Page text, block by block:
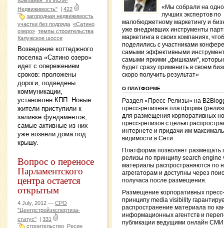
Недвижимость" | 422
загородная недвижимость
участки без подряда «Сатино
озеро» темпы строительства
Калужское шоссе
Возведение коттеджного
поселка «Сатино озеро»
идет с опережением
сроков: проложены
дороги, подведены
коммуникации,
установлен КПП. Новые
жители приступили к
заливке фундаментов,
самые активные из них
уже возвели дома под
крышу.
Вопрос о переносе
Парламентского
центра остается
открытым
4 July, 2012 — СРО
"Центрстройэкспертиза-
статус" | 331
строительство Ресин
«Мы собрали на
лучших экспертов по
малобюджетному маркетингу и
уже внедривших инструменты
маркетинга в своих компаниях,
поделились с участниками
самыми эффективными
самыми яркими „фишками“,
будет сразу применить в своем
скоро получить результат»
О ПЛАТФОРМЕ
Раздел «Пресс-Релизы» на
пресс-релизная платформа
для размещения корпоративных
пресс-релизов с целью
интернете и придачи им
видимости в Сети.
Платформа позволяет размещать
релизы по принципу search engine
материалы распространяются по
агрегаторам и доступны через
получаса после размещения.
Размещение корпоративных
принципу media visibility
распространение материала по
информационных агентств и
публикации ведущими онлайн